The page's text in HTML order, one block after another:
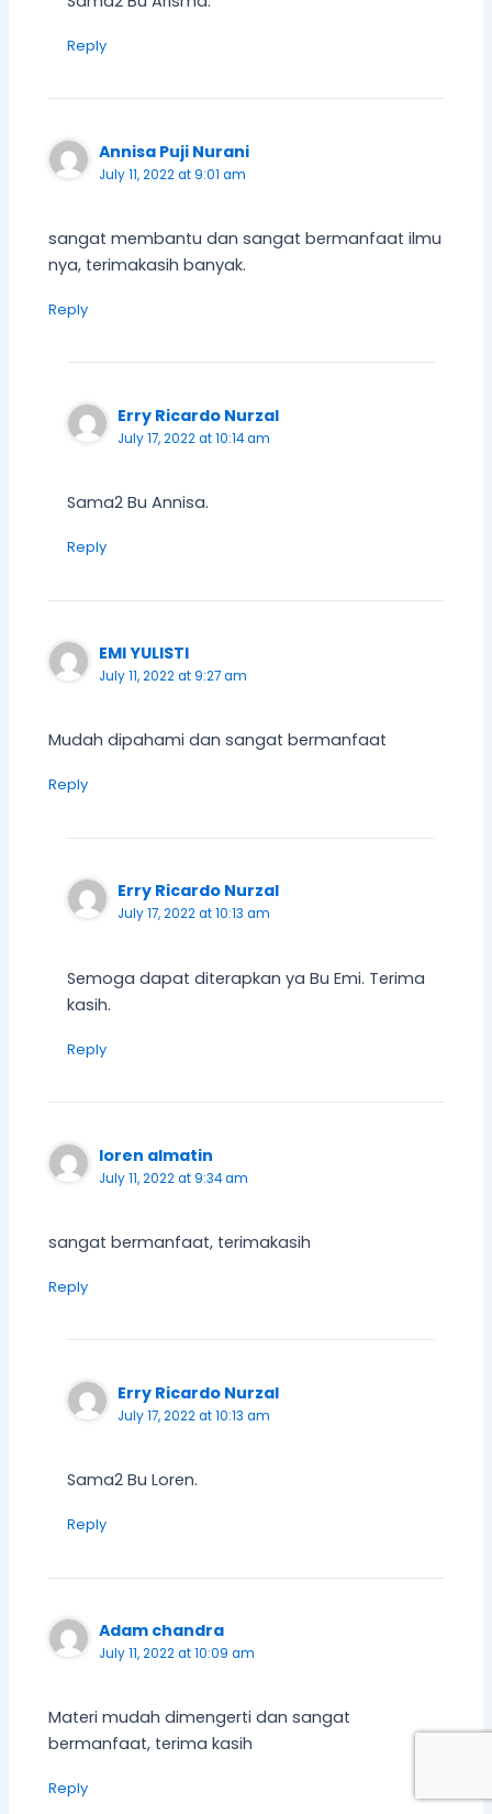
Reply
Annisa Puji Nurani
July 11, 2022 at 9:01 am
sangat membantu dan sangat bermanfaat ilmu
nya, terimakasih banyak.
Reply
Erry Ricardo Nurzal
July 17, 2022 at 10:14 am
Sama2 Bu Annisa.
Reply
EMI YULISTI
July 11, 2022 at 9:27 am
Mudah dipahami dan sangat bermanfaat
Reply
Erry Ricardo Nurzal
July 17, 2022 at 10:13 am
Semoga dapat diterapkan ya Bu Emi. Terima
kasih.
Reply
loren almatin
July 11, 2022 at 9:34 am
sangat bermanfaat, terimakasih
Reply
Erry Ricardo Nurzal
July 17, 2022 at 10:13 am
Sama2 Bu Loren.
Reply
Adam chandra
July 11, 2022 at 10:09 am
Materi mudah dimengerti dan sangat
bermanfaat, terima kasih
Reply